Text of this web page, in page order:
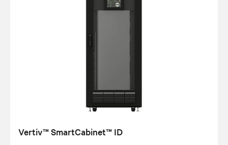
Vertiv™ SmartCabinet™ ID